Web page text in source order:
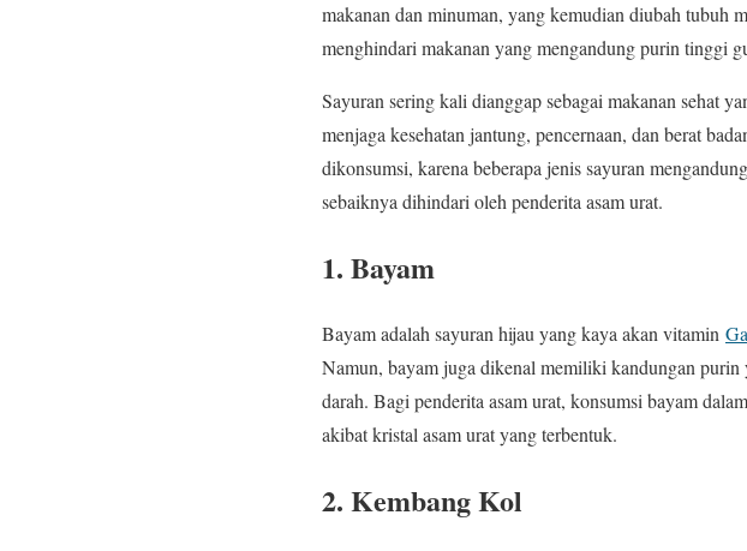
makanan dan minuman, yang kemudian diubah tubuh
menghindari makanan yang mengandung purin tinggi
Sayuran sering kali dianggap sebagai makanan sehat
menjaga kesehatan jantung, pencernaan, dan berat
dikonsumsi, karena beberapa jenis sayuran
sebaiknya dihindari oleh penderita asam urat.
1. Bayam
Bayam adalah sayuran hijau yang kaya akan vitamin
Namun, bayam juga dikenal memiliki kandungan
darah. Bagi penderita asam urat, konsumsi bayam
akibat kristal asam urat yang terbentuk.
2. Kembang Kol